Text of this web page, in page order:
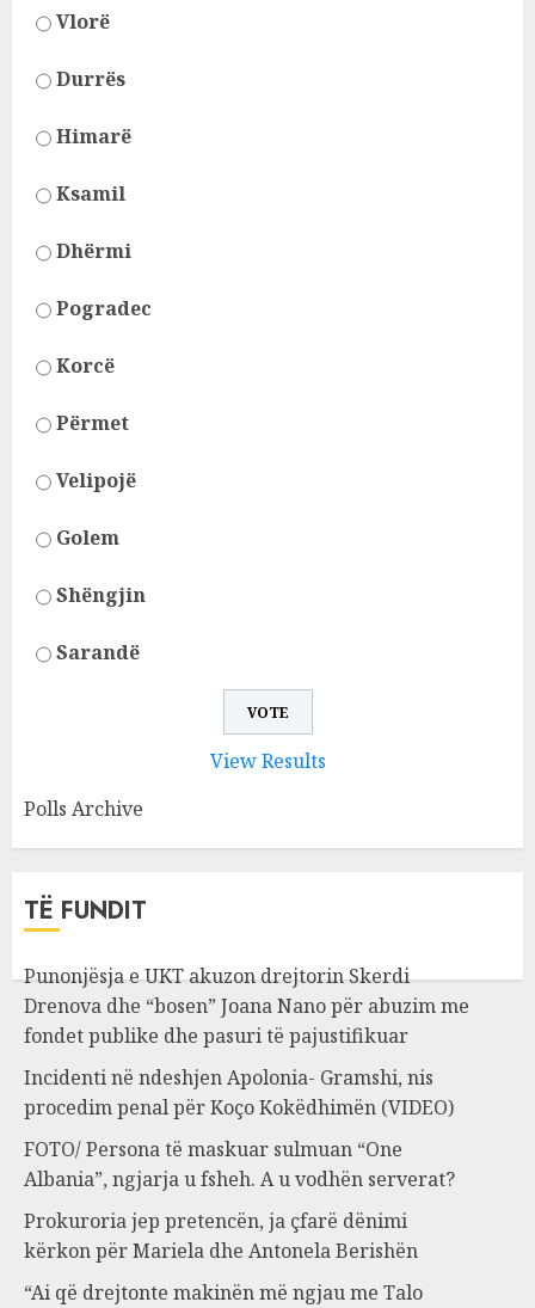
Vlorë
Durrës
Himarë
Ksamil
Dhërmi
Pogradec
Korcë
Përmet
Velipojë
Golem
Shëngjin
Sarandë
View Results
Polls Archive
TË FUNDIT
Punonjësja e UKT akuzon drejtorin Skerdi
Drenova dhe “bosen” Joana Nano për abuzim me
fondet publike dhe pasuri të pajustifikuar
Incidenti në ndeshjen Apolonia- Gramshi, nis
procedim penal për Koço Kokëdhimën (VIDEO)
FOTO/ Persona të maskuar sulmuan “One
Albania”, ngjarja u fsheh. A u vodhën serverat?
Prokuroria jep pretencën, ja çfarë dënimi
kërkon për Mariela dhe Antonela Berishën
“Ai që drejtonte makinën më ngjau me Talo